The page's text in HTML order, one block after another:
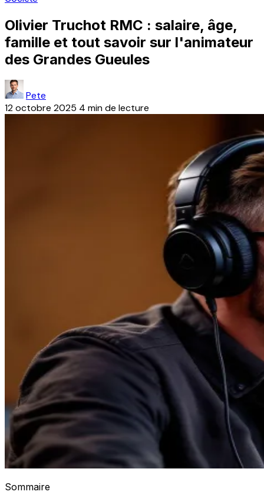
Olivier Truchot RMC : salaire, âge,
famille et tout savoir sur l'animateur
des Grandes Gueules
Pete
12 octobre 2025 4 min de lecture
Sommaire